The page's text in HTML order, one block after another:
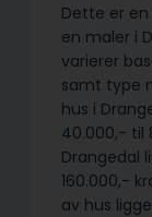
Dette er
en maler i
varierer
samt type
hus i
40.000,- til
Drangedal
160.000,-
av hus